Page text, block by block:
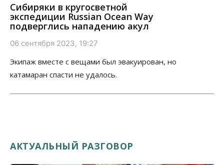
Сибиряки в кругосветной
экспедиции Russian Ocean Way
подверглись нападению акул
06 сентября 2023, 19:27
Экипаж вместе с вещами был эвакуирован, но
катамаран спасти не удалось.
АКТУАЛЬНЫЙ РАЗГОВОР